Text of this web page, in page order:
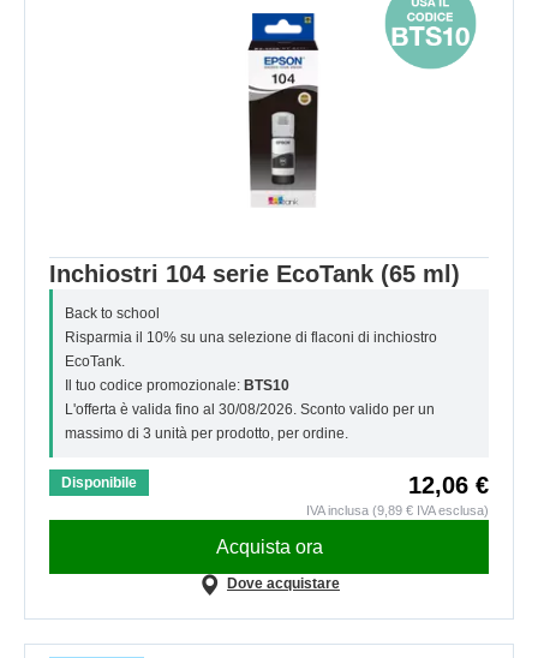
Inchiostri 104 serie EcoTank (65 ml)
Back to school
Risparmia il 10% su una selezione di flaconi di inchiostro
EcoTank.
Il tuo codice promozionale: BTS10
L'offerta è valida fino al 30/08/2026. Sconto valido per un
massimo di 3 unità per prodotto, per ordine.
Disponibile 12,06 €
IVA inclusa (9,89 € IVA esclusa)
Acquista ora
Dove acquistare